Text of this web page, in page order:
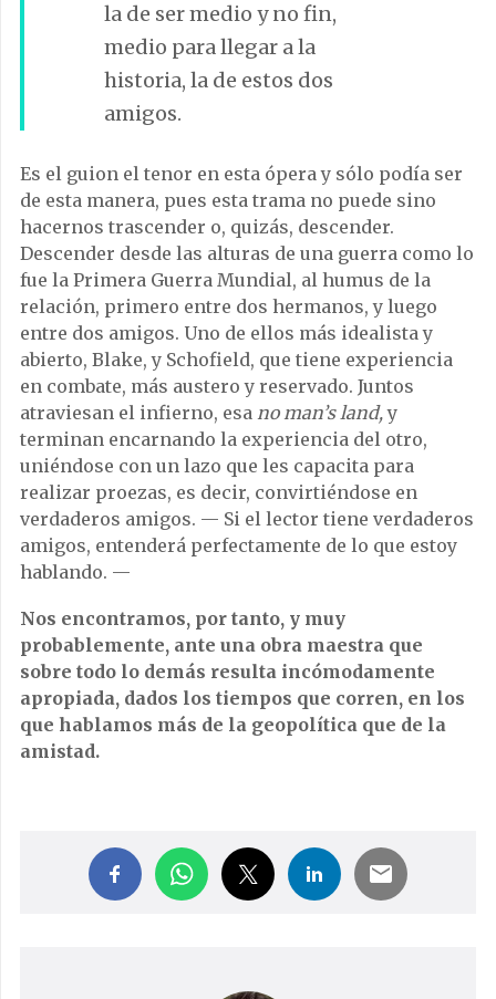
la de ser medio y no fin,
medio para llegar a la
historia, la de estos dos
amigos.
Es el guion el tenor en esta ópera y sólo podía ser
de esta manera, pues esta trama no puede sino
hacernos trascender o, quizás, descender.
Descender desde las alturas de una guerra como lo
fue la Primera Guerra Mundial, al humus de la
relación, primero entre dos hermanos, y luego
entre dos amigos. Uno de ellos más idealista y
abierto, Blake, y Schofield, que tiene experiencia
en combate, más austero y reservado. Juntos
atraviesan el infierno, esa no man’s land,y
terminan encarnando la experiencia del otro,
uniéndose con un lazo que les capacita para
realizar proezas, es decir, convirtiéndose en
verdaderos amigos. — Si el lector tiene verdaderos
amigos, entenderá perfectamente de lo que estoy
hablando. —
Nos encontramos, por tanto, y muy
probablemente, ante una obra maestra que
sobre todo lo demás resulta incómodamente
apropiada, dados los tiempos que corren, en los
que hablamos más de la geopolítica que de la
amistad.